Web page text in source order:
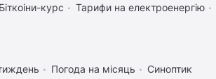
Біткоіни-курс Тарифи на електроенергію
Погода на місяць Синоптик